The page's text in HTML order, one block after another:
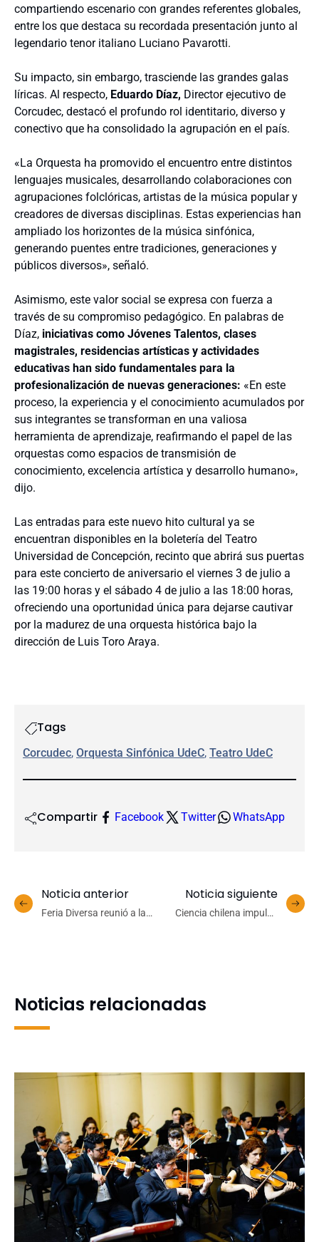
compartiendo escenario con grandes referentes globales,
entre los que destaca su recordada presentación junto al
legendario tenor italiano Luciano Pavarotti.
Su impacto, sin embargo, trasciende las grandes galas
líricas. Al respecto, Eduardo Díaz, Director ejecutivo de
Corcudec, destacó el profundo rol identitario, diverso y
conectivo que ha consolidado la agrupación en el país.
«La Orquesta ha promovido el encuentro entre distintos
lenguajes musicales, desarrollando colaboraciones con
agrupaciones folclóricas, artistas de la música popular y
creadores de diversas disciplinas. Estas experiencias han
ampliado los horizontes de la música sinfónica,
generando puentes entre tradiciones, generaciones y
públicos diversos», señaló.
Asimismo, este valor social se expresa con fuerza a
través de su compromiso pedagógico. En palabras de
Díaz, iniciativas como Jóvenes Talentos, clases
magistrales, residencias artísticas y actividades
educativas han sido fundamentales para la
profesionalización de nuevas generaciones: «En este
proceso, la experiencia y el conocimiento acumulados por
sus integrantes se transforman en una valiosa
herramienta de aprendizaje, reafirmando el papel de las
orquestas como espacios de transmisión de
conocimiento, excelencia artística y desarrollo humano»,
dijo.
Las entradas para este nuevo hito cultural ya se
encuentran disponibles en la boletería del Teatro
Universidad de Concepción, recinto que abrirá sus puertas
para este concierto de aniversario el viernes 3 de julio a
las 19:00 horas y el sábado 4 de julio a las 18:00 horas,
ofreciendo una oportunidad única para dejarse cautivar
por la madurez de una orquesta histórica bajo la
dirección de Luis Toro Araya.
Tags
Corcudec, Orquesta Sinfónica UdeC, Teatro UdeC
Compartir Facebook Twitter WhatsApp
Noticia anterior
Feria Diversa reunió a la
Noticia siguiente
Ciencia chilena impulsa
Noticias relacionadas